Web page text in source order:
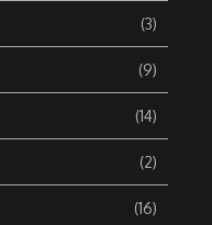
(3)
(9)
(14)
(2)
(16)